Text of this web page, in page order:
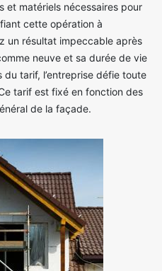
et matériels nécessaires pour
cette opération à
un résultat impeccable après
neuve et sa durée de vie
tarif, l’entreprise défie toute
tarif est fixé en fonction des
de la façade.